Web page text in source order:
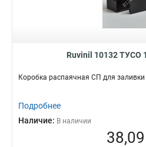
Ruvinil 10132 ТУСО
Коробка распаячная СП для
Подробнее
Наличие: В наличии